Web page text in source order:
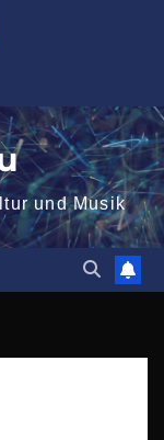
und Musik